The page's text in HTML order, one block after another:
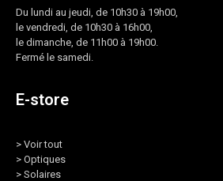
Du lundi au jeudi, de 10h30 à 19h00,
le vendredi, de 10h30 à 16h00,
le dimanche, de 11h00 à 19h00.
Fermé le samedi.
E-store
> Voir tout
> Optiques
> Solaires